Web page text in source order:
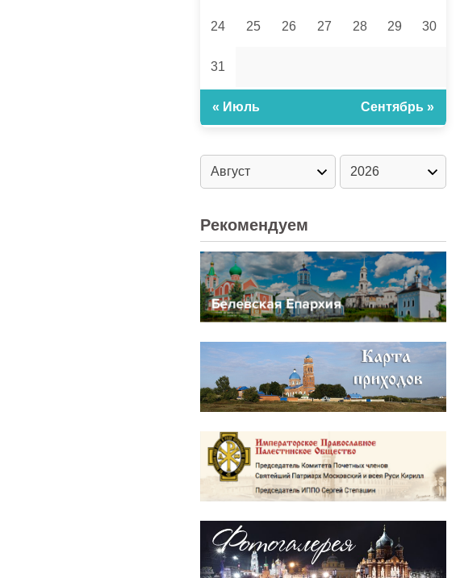
24 25 26 27 28 29 30
31
« Июль Сентябрь »
Рекомендуем